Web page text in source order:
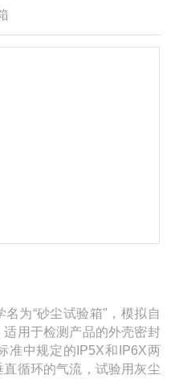
名为“砂尘试验箱"，模拟自
用于检测产品的外壳密封
准中规定的IP5X和IP6X两
循环的气流，试验用灰尘